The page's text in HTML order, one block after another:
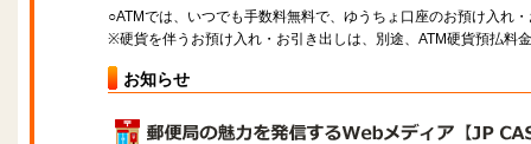
○ATMでは、いつでも手数料無料で、ゆうちょ口座のお預け入れ
※硬貨を伴うお預け入れ・お引き出しは、別途、ATM硬貨預払料
お知らせ